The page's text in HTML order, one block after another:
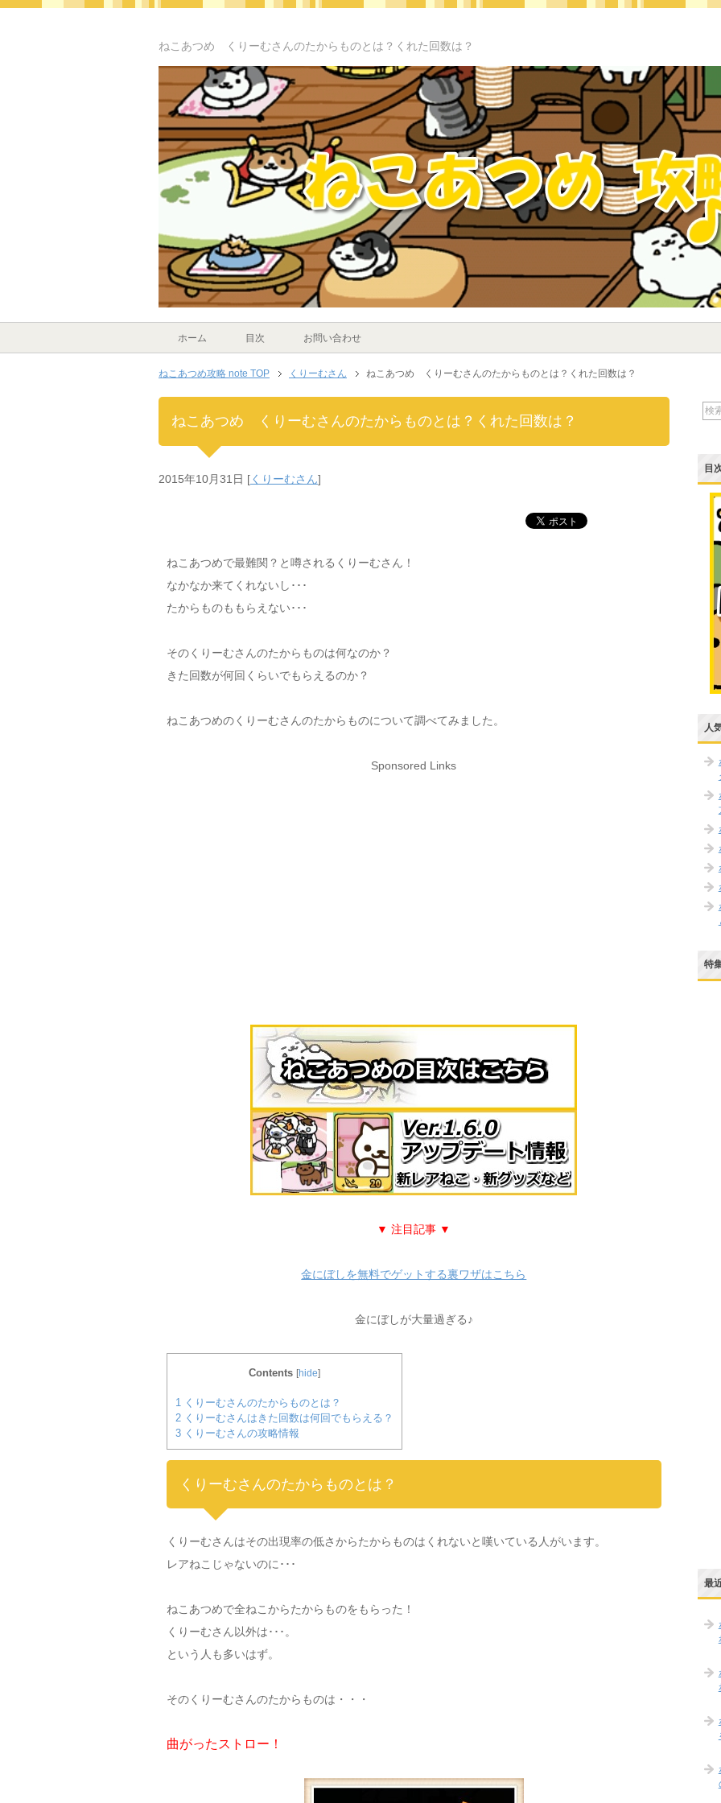
ねこあつめ くりーむさんのたからものとは？くれた回数は？
ホーム 目次 お問い合わせ
ねこあつめ攻略 note TOP くりーむさん ねこあつめ くりーむさんのたからものとは？くれた回数は？
ねこあつめ くりーむさんのたからものとは？くれた回数は？
2015年10月31日 [くりーむさん]
ねこあつめで最難関？と噂されるくりーむさん！
なかなか来てくれないし･･･
たからものももらえない･･･
そのくりーむさんのたからものは何なのか？
きた回数が何回くらいでもらえるのか？
ねこあつめのくりーむさんのたからものについて調べてみました。
Sponsored Links
▼ 注目記事 ▼
金にぼしを無料でゲットする裏ワザはこちら
金にぼしが大量過ぎる♪
Contents [hide]
1
くりーむさんのたからものとは？
2 くりーむさんはきた回数は何回でもらえる？
3 くりーむさんの攻略情報
くりーむさんのたからものとは？
くりーむさんはその出現率の低さからたからものはくれないと嘆いている人がいます。
レアねこじゃないのに･･･
ねこあつめで全ねこからたからものをもらった！
くりーむさん以外は･･･。
という人も多いはず。
そのくりーむさんのたからものは・・・
曲がったストロー！
目
人
特
最